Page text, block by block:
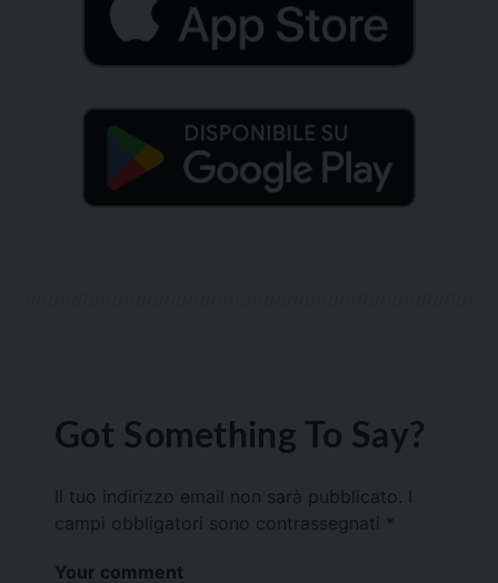
Got Something To Say?
Il tuo indirizzo email non sarà pubblicato.
campi obbligatori sono contrassegnati *
Your comment